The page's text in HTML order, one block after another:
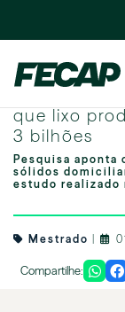
Estudo de
que lixo
3 bilhões
Pesquisa
sólidos
estudo realizado
Mestrado
Compartilhe: